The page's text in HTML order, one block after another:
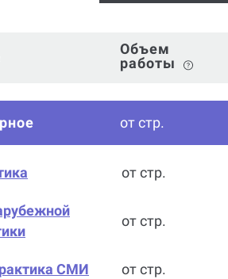
Объем
работы
от стр.
от стр.
от стр.
СМИ от стр.